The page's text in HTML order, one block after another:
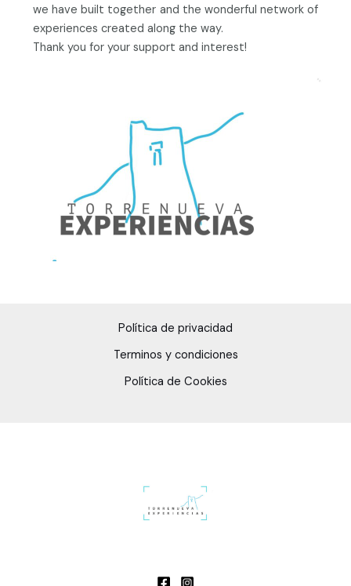
we have built together and the wonderful network of
experiences created along the way.
Thank you for your support and interest!
Política de privacidad
Terminos y condiciones
Política de Cookies